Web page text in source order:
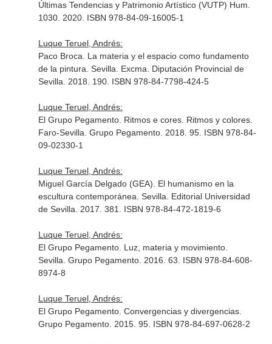
Últimas Tendencias y Patrimonio Artístico (VUTP) Hum.
1030. 2020. ISBN 978-84-09-16005-1
Luque Teruel, Andrés:
Paco Broca. La materia y el espacio como fundamento
de la pintura. Sevilla. Excma. Diputación Provincial de
Sevilla. 2018. 190. ISBN 978-84-7798-424-5
Luque Teruel, Andrés:
El Grupo Pegamento. Ritmos e cores. Ritmos y colores.
Faro-Sevilla. Grupo Pegamento. 2018. 95. ISBN 978-84-
09-02330-1
Luque Teruel, Andrés:
Miguel García Delgado (GEA). El humanismo en la
escultura contemporánea. Sevilla. Editorial Universidad
de Sevilla. 2017. 381. ISBN 978-84-472-1819-6
Luque Teruel, Andrés:
El Grupo Pegamento. Luz, materia y movimiento.
Sevilla. Grupo Pegamento. 2016. 63. ISBN 978-84-608-
8974-8
Luque Teruel, Andrés:
El Grupo Pegamento. Convergencias y divergencias.
Grupo Pegamento. 2015. 95. ISBN 978-84-697-0628-2